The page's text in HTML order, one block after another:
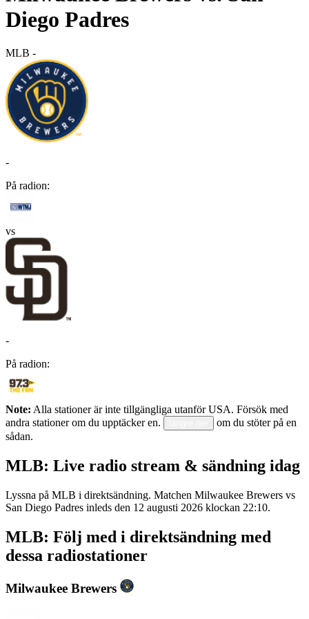
Diego Padres
MLB -
-
På radion:
vs
-
På radion:
Note: Alla stationer är inte tillgängliga utanför USA. Försök med
andra stationer om du upptäcker en.
om du stöter på en
sådan.
MLB: Live radio stream & sändning idag
Lyssna på MLB i direktsändning. Matchen Milwaukee Brewers vs
San Diego Padres inleds den 12 augusti 2026 klockan 22:10.
MLB: Följ med i direktsändning med
dessa radiostationer
Milwaukee Brewers